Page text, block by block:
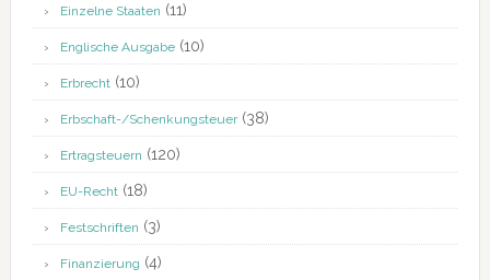
Einzelne Staaten (11)
Englische Ausgabe(10)
Erbrecht(10)
Erbschaft-/Schenkungsteuer(38)
Ertragsteuern (120)
EU-Recht(18)
Festschriften (3)
Finanzierung (4)